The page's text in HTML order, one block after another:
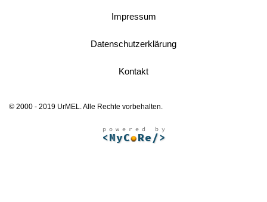
Impressum
Datenschutzerklärung
Kontakt
© 2000 - 2019 UrMEL. Alle Rechte vorbehalten.